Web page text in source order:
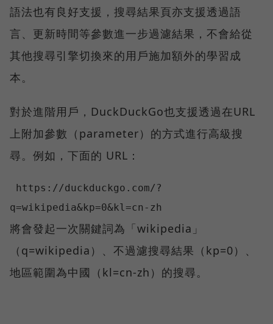
語法也有良好支援，搜尋結果頁亦支援透過語
言、更新時間等參數進一步過濾結果，不會給從
其他搜尋引擎切換來的用戶施加額外的學習成
本。
對於進階用戶，DuckDuckGo也支援透過在URL
上附加參數（parameter）的方式進行高級搜
尋。例如，下面的 URL：
https://duckduckgo.com/?
將會發起一次關鍵詞為「wikipedia」
（q=wikipedia）、不過濾搜尋結果（kp=0）、
地區範圍為中國（kl=cn-zh）的搜尋。